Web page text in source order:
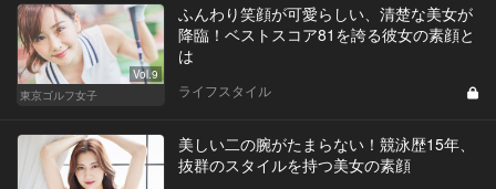
Vol.9
東京ゴルフ女子
ふんわり笑顔が可愛らしい、清楚な美女が
降臨！ベストスコア81を誇る彼女の素顔と
は
ライフスタイル
美しい二の腕がたまらない！競泳歴15年、
抜群のスタイルを持つ美女の素顔